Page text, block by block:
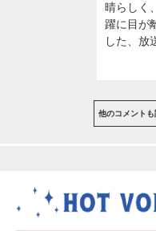
晴らしく
躍に目が
した、放
他のコメントも